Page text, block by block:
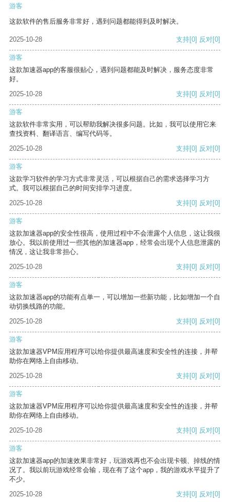
游客
这款软件的售后服务非常好，遇到问题都能得到及时解决。
2025-10-28 支持[0] 反对[0]
游客
这款加速器app的客服很贴心，遇到问题都能及时解决，服务态度非常
好。
2025-10-28
支持[0] 反对[0]
游客
这款软件非常实用，可以帮助我解决很多问题。比如，我可以使用它来
查找资料、翻译语言、编写代码等。
2025-10-28
支持[0] 反对[0]
游客
这款学习软件的学习方式非常灵活，可以根据自己的需求选择学习方
式。我可以根据自己的时间安排学习进度。
2025-10-28
支持[0] 反对[0]
游客
这款加速器app的安全性很高，使用过程中不会泄露个人信息，这让我很
放心。我以前使用过一些其他的加速器app，经常会出现个人信息泄露的
情况，这让我非常担心。
2025-10-28
支持[0] 反对[0]
游客
这款加速器app的功能有点单一，可以增加一些新功能，比如增加一个自
动切换线路的功能。
2025-10-28
支持[0] 反对[0]
游客
这款加速器VPM应用程序可以给你提供最高速度和安全性的连接，并帮
助你在网络上自由移动。
2025-10-28
支持[0] 反对[0]
游客
这款加速器VPM应用程序可以给你提供最高速度和安全性的连接，并帮
助你在网络上自由移动。
2025-10-28
支持[0] 反对[0]
游客
这款加速器app的加速效果非常好，玩游戏再也不会出现卡顿、掉线的情
况了。我以前玩游戏经常会输，现在有了这个app，我的游戏水平提升了
不少。
2025-10-28
支持[0] 反对[0]